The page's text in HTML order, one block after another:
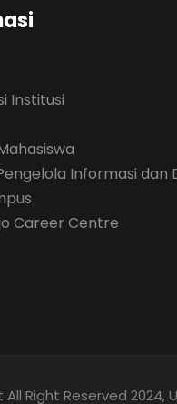
Institusi
Informasi dan
Career Centre
Right Reserved 2024,